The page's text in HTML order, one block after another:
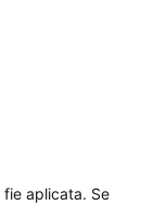
aplicata. Se